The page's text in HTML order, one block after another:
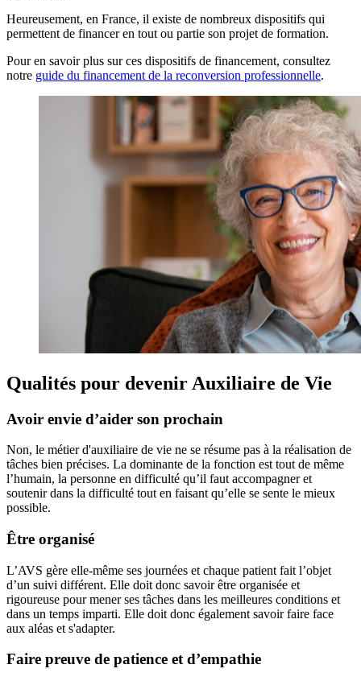
Heureusement, en France, il existe de nombreux dispositifs qui
permettent de financer en tout ou partie son projet de formation.
Pour en savoir plus sur ces dispositifs de financement, consultez
notre guide du financement de la reconversion professionnelle.
Qualités pour devenir Auxiliaire de Vie
Avoir envie d’aider son prochain
Non, le métier d'auxiliaire de vie ne se résume pas à la réalisation de
tâches bien précises. La dominante de la fonction est tout de même
l’humain, la personne en difficulté qu’il faut accompagner et
soutenir dans la difficulté tout en faisant qu’elle se sente le mieux
possible.
Être organisé
L’AVS gère elle-même ses journées et chaque patient fait l’objet
d’un suivi différent. Elle doit donc savoir être organisée et
rigoureuse pour mener ses tâches dans les meilleures conditions et
dans un temps imparti. Elle doit donc également savoir faire face
aux aléas et s'adapter.
Faire preuve de patience et d’empathie